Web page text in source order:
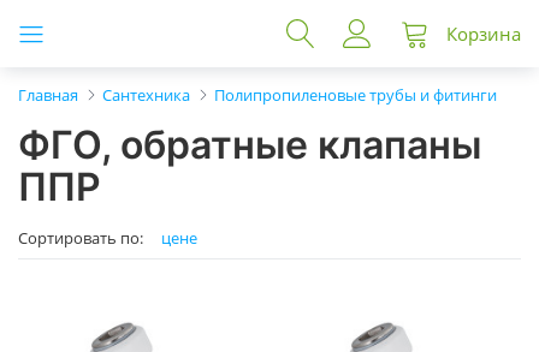
Корзина
Главная Сантехника Полипропиленовые трубы и фитинги
ФГО, обратные клапаны
ППР
Сортировать по: цене